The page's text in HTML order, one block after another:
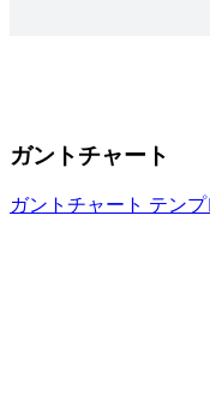
ガントチャート
ガントチャート テン